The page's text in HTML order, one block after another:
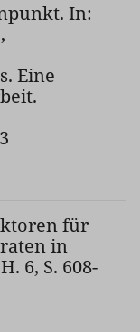
In:
Eine
für
in
6, S. 608-